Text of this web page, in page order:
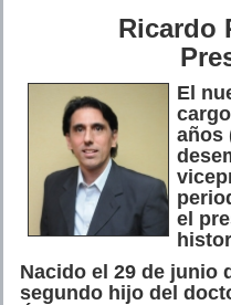
Ricardo
El
años
el
Nacido el 29 de junio
segundo hijo del